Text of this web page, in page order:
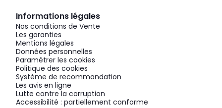
Informations légales
Nos conditions de Vente
Les garanties
Mentions légales
Données personnelles
Paramétrer les cookies
Politique des cookies
Système de recommandation
Les avis en ligne
Lutte contre la corruption
Accessibilité : partiellement conforme